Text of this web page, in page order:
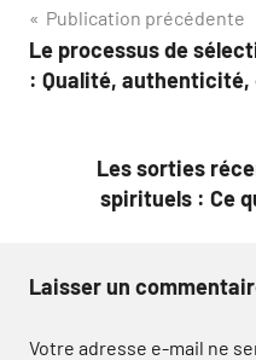
Navigation
de
Publication précédente
Le processus de
: Qualité, authenticité,
Les sorties
spirituels : Ce
Laisser un
Votre adresse e-mail ne